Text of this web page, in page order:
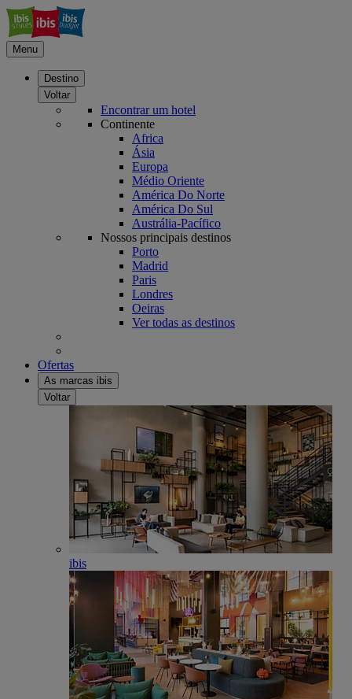
Menu
Destino
Voltar
Encontrar um hotel
Continente
Africa
Ásia
Europa
Médio Oriente
América Do Norte
América Do Sul
Austrália-Pacífico
Nossos principais destinos
Porto
Madrid
Paris
Londres
Oeiras
Ver todas as destinos
Ofertas
As marcas ibis
Voltar
ibis